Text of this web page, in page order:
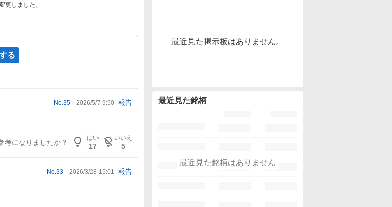
更しました。
る
No. 35 2026/5/7 9:50 報告
考になりましたか？
はい
17
いいえ
5
No. 33 2026/3/28 15:01 報告
最近見た掲示板はありません。
最近見た銘柄
最近見た銘柄はありません